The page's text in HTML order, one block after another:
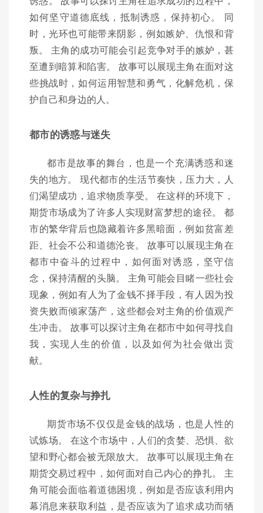
如何坚守道德底线，抵制诱惑，保持初心。 同
时，光环也可能带来阴影，例如嫉妒、仇恨和背
叛。 主角的成功可能会引起竞争对手的嫉妒，甚
至遭到暗算和陷害。 故事可以展现主角在面对这
些挑战时，如何运用智慧和勇气，化解危机，保
护自己和身边的人。
都市的诱惑与迷失
都市是故事的舞台，也是一个充满诱惑和迷
失的地方。 现代都市的生活节奏快，压力大，人
们渴望成功，追求物质享受。 在这样的环境下，
期货市场成为了许多人实现财富梦想的途径。 都
市的繁华背后也隐藏着许多黑暗面，例如贫富差
距、社会不公和道德沦丧。 故事可以展现主角在
都市中奋斗的过程中，如何面对诱惑，坚守信
念，保持清醒的头脑。 主角可能会目睹一些社会
现象，例如有人为了金钱不择手段，有人因为投
资失败而倾家荡产，这些都会对主角的价值观产
生冲击。 故事可以探讨主角在都市中如何寻找自
我，实现人生的价值，以及如何为社会做出贡
献。
人性的复杂与挣扎
期货市场不仅仅是金钱的战场，也是人性的
试炼场。 在这个市场中，人们的贪婪、恐惧、欲
望和野心都会被无限放大。 故事可以展现主角在
期货交易过程中，如何面对自己内心的挣扎。 主
角可能会面临着道德困境，例如是否应该利用内
幕消息来获取利益，是否应该为了追求成功而牺